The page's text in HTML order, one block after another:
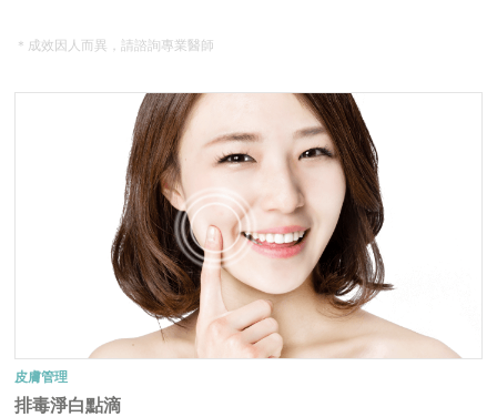
＊成效因人而異，請諮詢專業醫師
皮膚管理
排毒淨白點滴